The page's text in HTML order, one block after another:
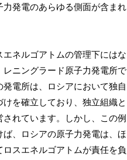
力発電のあらゆる側面が含まれ
エネルゴアトムの管理下にはな
レニングラード原子力発電所で
発電所は、ロシアにおいて独自
けを確立しており、独立組織と
されています。しかし、この例
ば、ロシアの原子力発電は、ほ
ロスエネルゴアトムが責任を負